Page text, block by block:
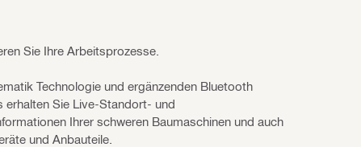
Sie Ihre Arbeitsprozesse.
Technologie und ergänzenden Bluetooth
erhalten Sie Live-Standort- und
Ihrer schweren Baumaschinen und auch
und Anbauteile.